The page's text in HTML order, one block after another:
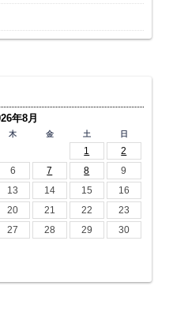
年8月
木 金 土 日
1
2
6 7 8
9
13 14 15
16
20 21 22
23
27 28 29
30